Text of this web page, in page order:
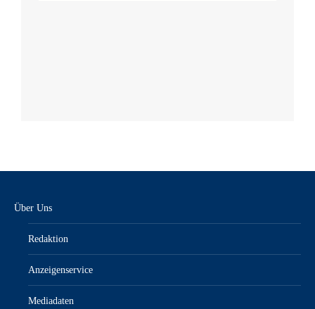
Über Uns
Redaktion
Anzeigenservice
Mediadaten